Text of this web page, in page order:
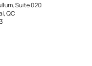
Suite 020
QC